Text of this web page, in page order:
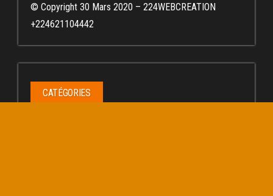
© Copyright 30 Mars 2020 – 224WEBCREATION
+224621104442
CATÉGORIES